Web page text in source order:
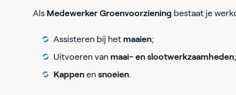
Als Medewerker Groenvoorziening bestaat je
Assisteren bij het maaien;
Uitvoeren van maai- en slootwerkzaamheden;
Kappen en snoeien.